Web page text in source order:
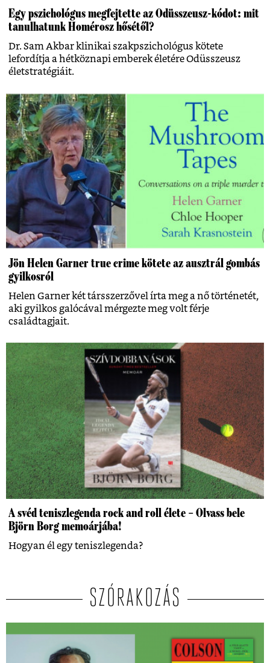
Egy pszichológus megfejtette az Odüsszeusz-kódot: mit
tanulhatunk Homérosz hősétől?
Dr. Sam Akbar klinikai szakpszichológus kötete
lefordítja a hétköznapi emberek életére Odüsszeusz
életstratégiáit.
Jön Helen Garner true crime kötete az ausztrál gombás
gyilkosról
Helen Garner két társszerzővel írta meg a nő történetét,
aki gyilkos galócával mérgezte meg volt férje
családtagjait.
A svéd teniszlegenda rock and roll élete – Olvass bele
Björn Borg memoárjába!
Hogyan él egy teniszlegenda?
SZÓRAKOZÁS